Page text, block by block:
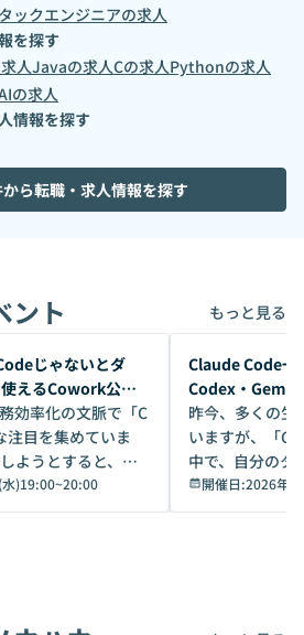
ックエンジニアの求人
を探す
人Javaの求人Cの求人Pythonの求人
の求人
情報を探す
ら転職・求人情報を探す
ント もっと見る
じゃないとダ
えるCowork公開
効率化の文脈で「C
目を集めていま
ようとすると、セ
限管理のハードル
ースも多いのでは
囲まで自動化でき
)19:00~20:00
開催前
Claude Code一
Codex・
昨今、多くの生
いますが、「
中で、自分のタ
いいのか」を自
か？ 「なんとなく誰かが良いと言っていた
は、評判では
開催日:2026年8